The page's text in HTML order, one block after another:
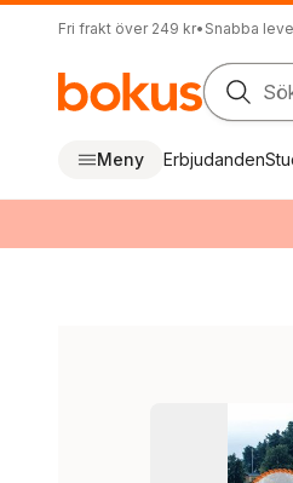
Fri frakt över 249 kr• Snabba
Meny Erbjudanden